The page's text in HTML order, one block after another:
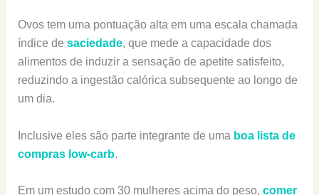
Ovos tem uma pontuação alta em uma escala chamada
índice de saciedade, que mede a capacidade dos
alimentos de induzir a sensação de apetite satisfeito,
reduzindo a ingestão calórica subsequente ao longo de
um dia.
Inclusive eles são parte integrante de uma boa lista de
compras low-carb.
Em um estudo com 30 mulheres acima do peso, comer